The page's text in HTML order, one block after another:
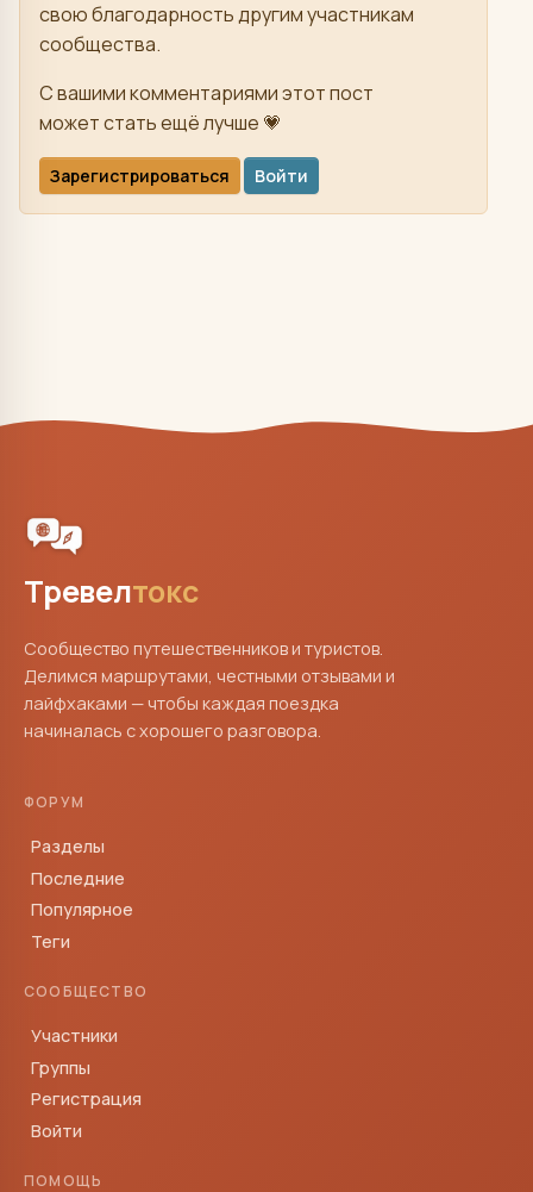
свою благодарность другим участникам
сообщества.
С вашими комментариями этот пост
может стать ещё лучше 💗
Зарегистрироваться Войти
Тревелтокс
Сообщество путешественников и туристов.
Делимся маршрутами, честными отзывами и
лайфхаками — чтобы каждая поездка
начиналась с хорошего разговора.
ФОРУМ
Разделы
Последние
Популярное
Теги
СООБЩЕСТВО
Участники
Группы
Регистрация
Войти
ПОМОЩЬ